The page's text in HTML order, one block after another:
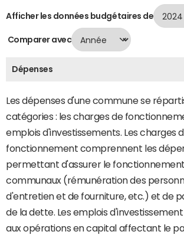
Afficher les données budgétaires de
Comparer avec
Dépenses
Les dépenses d'une commune se
catégories : les charges de
emplois d'investissements. Les charges
fonctionnement comprennent les
permettant d'assurer le
communaux (rémunération des
d'entretien et de fourniture, etc.) et de
de la dette. Les emplois
aux opérations en capital affectant le